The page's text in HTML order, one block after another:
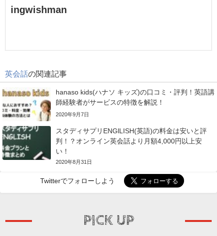
ingwishman
英会話の関連記事
hanaso kids(ハナソ キッズ)の口コミ・評判！英語講
師経験者がサービスの特徴を解説！
2020年9月7日
スタディサプリENGlLISH(英語)の料金は安いと評
判！？オンライン英会話より月額4,000円以上安
い！
2020年8月31日
Twitterでフォローしよう
PICK UP